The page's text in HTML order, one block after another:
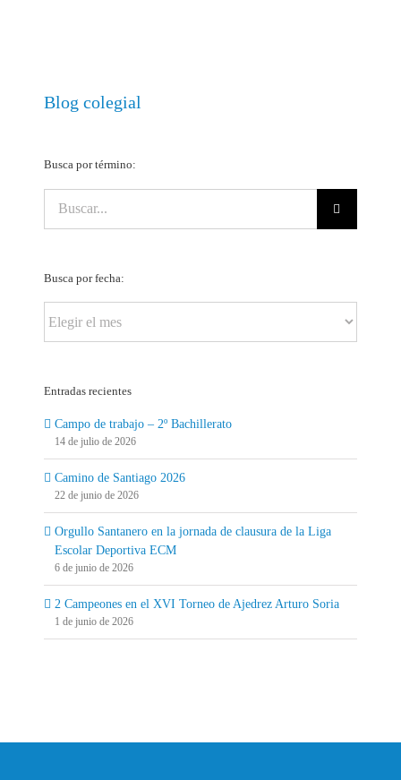
Blog colegial
Busca por término:
Busca por fecha:
por
Entradas recientes
Campo de trabajo – 2º Bachillerato
14 de julio de 2026
Camino de Santiago 2026
22 de junio de 2026
Orgullo Santanero en la jornada de clausura de la Liga
Escolar Deportiva ECM
6 de junio de 2026
2 Campeones en el XVI Torneo de Ajedrez Arturo Soria
1 de junio de 2026